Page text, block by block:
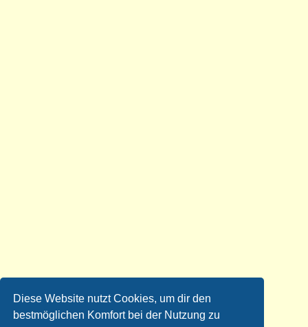
Diese Website nutzt Cookies, um dir den
bestmöglichen Komfort bei der Nutzung zu